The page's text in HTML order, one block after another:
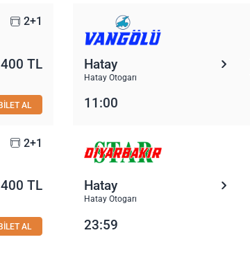
2+1
TL
AL
Hatay
Hatay Otogarı
11:00
2+1
TL
AL
Hatay
Hatay Otogarı
23:59